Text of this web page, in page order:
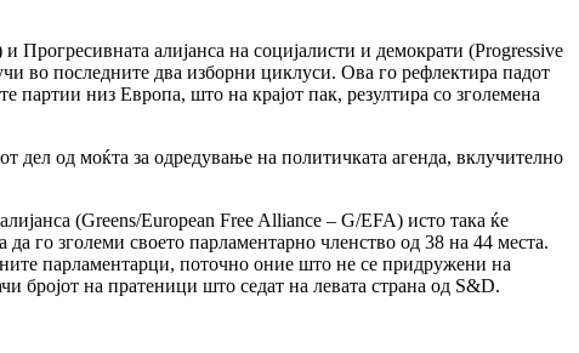
алијанса на социјалисти и демократи (Progressive
во последните два изборни циклуси. Ова го рефлектира падот
партии низ Европа, што на крајот пак, резултира со зголемена
дел од моќта за одредување на политичката агенда, вклучително
(Greens/European Free Alliance – G/EFA) исто така ќе
го зголеми своето парламентарно членство од 38 на 44 места.
парламентарци, поточно оние што не се придружени на
на пратеници што седат на левата страна од S&D.